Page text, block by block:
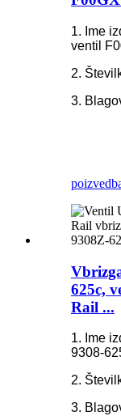
1. Ime
ventil
2.
3.
625c,
Rail ...
1. Ime
9308-
2.
3.